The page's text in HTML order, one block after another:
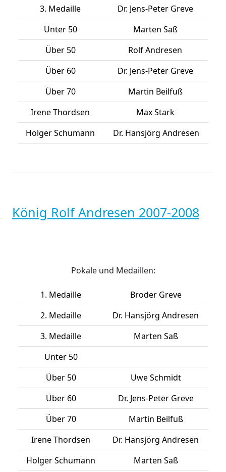
3. Medaille
Dr. Jens-Peter Greve
Unter 50
Marten Saß
Über 50
Rolf Andresen
Über 60
Dr. Jens-Peter Greve
Über 70
Martin Beilfuß
Irene Thordsen
Max Stark
Holger Schumann
Dr. Hansjörg Andresen
König Rolf Andresen 2007-2008
Pokale und Medaillen:
1. Medaille
Broder Greve
2. Medaille
Dr. Hansjörg Andresen
3. Medaille
Marten Saß
Unter 50
Über 50
Uwe Schmidt
Über 60
Dr. Jens-Peter Greve
Über 70
Martin Beilfuß
Irene Thordsen
Dr. Hansjörg Andresen
Holger Schumann
Marten Saß